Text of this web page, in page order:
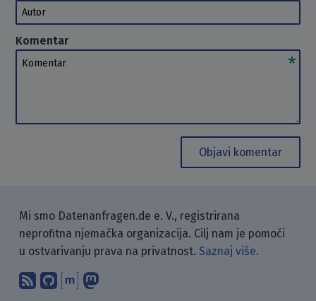
Autor
Komentar
Komentar
Objavi komentar
Mi smo Datenanfragen.de e. V., registrirana
neprofitna njemačka organizacija. Cilj nam je pomoći
u ostvarivanju prava na privatnost. Saznaj više.
Pretplati se na naš blog koristeći
Pronađi nas na GitHubu.
Raspravljaj s nama putem